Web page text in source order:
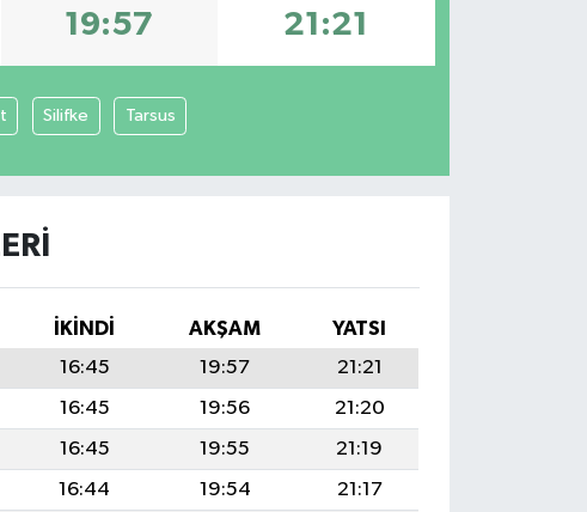
19:57 21:21
Silifke Tarsus
İKINDI AKŞAM
YATSI
16:45 19:57
21:21
16:45 19:56
21:20
16:45 19:55
21:19
16:44 19:54
21:17